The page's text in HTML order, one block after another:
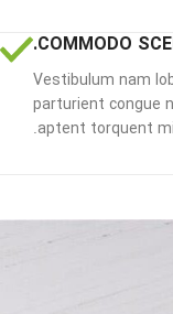
COMMODO
Vestibulum nam
parturient congue
aptent torquent